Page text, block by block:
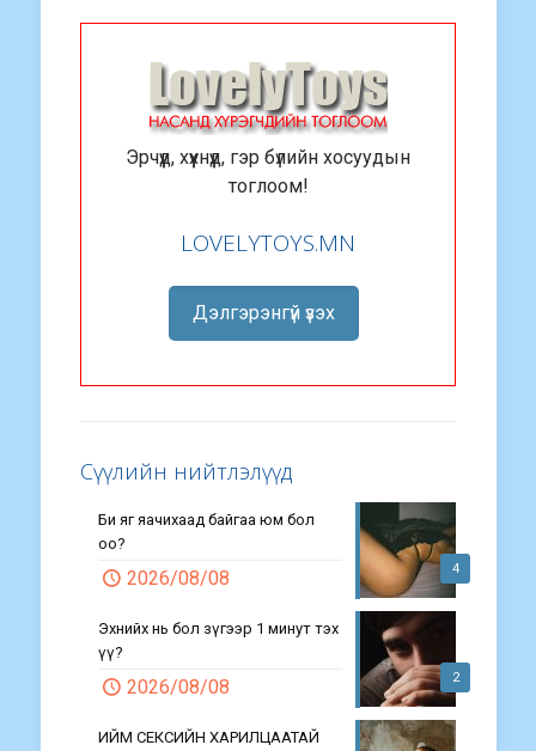
Эрчүүд, хүүхнүүд, гэр бүлийн хосуудын
тоглоом!
LOVELYTOYS.MN
Дэлгэрэнгүй үзэх
Сүүлийн нийтлэлүүд
4
Би яг яачихаад байгаа юм бол
оо?
2026/08/08
2
Эхнийх нь бол зүгээр 1 минут тэх
үү?
2026/08/08
ИЙМ СЕКСИЙН ХАРИЛЦААТАЙ